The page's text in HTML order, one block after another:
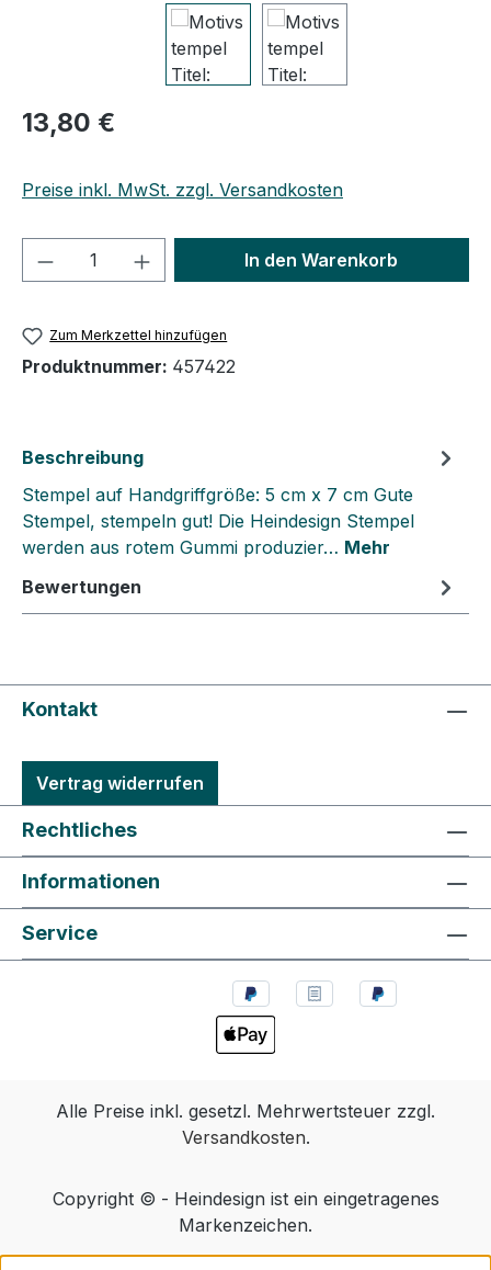
Regulärer Preis:
13,80 €
Preise inkl. MwSt. zzgl. Versandkosten
Produkt Anzahl: Gib denIn den Warenkorb
Zum Merkzettel hinzufügen
Produktnummer: 457422
Beschreibung
Stempel auf Handgriffgröße: 5 cm x 7 cm Gute
Stempel, stempeln gut! Die Heindesign Stempel
werden aus rotem Gummi produzier… Mehr
Bewertungen
Kontakt
Vertrag widerrufen
Rechtliches
Informationen
Service
Alle Preise inkl. gesetzl. Mehrwertsteuer zzgl.
Versandkosten.
Copyright © - Heindesign ist ein eingetragenes
Markenzeichen.